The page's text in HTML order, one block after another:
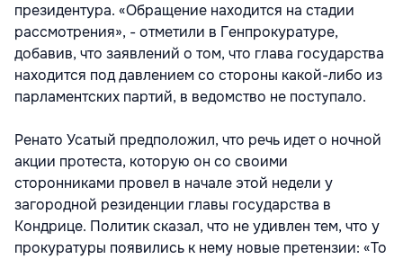
президентура. «Обращение находится на стадии
рассмотрения», - отметили в Генпрокуратуре,
добавив, что заявлений о том, что глава государства
находится под давлением со стороны какой-либо из
парламентских партий, в ведомство не поступало.
Ренато Усатый предположил, что речь идет о ночной
акции протеста, которую он со своими
сторонниками провел в начале этой недели у
загородной резиденции главы государства в
Кондрице. Политик сказал, что не удивлен тем, что у
прокуратуры появились к нему новые претензии: «То